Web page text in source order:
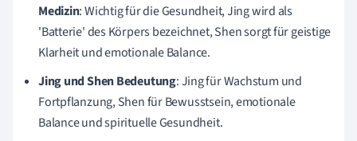
Medizin: Wichtig für die Gesundheit, Jing wird als
'Batterie' des Körpers bezeichnet, Shen sorgt für geistige
Klarheit und emotionale Balance.
Jing und Shen Bedeutung: Jing für Wachstum und
Fortpflanzung, Shen für Bewusstsein, emotionale
Balance und spirituelle Gesundheit.